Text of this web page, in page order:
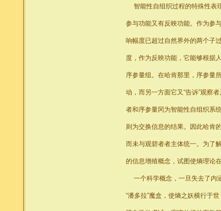
智能性自组织过程的特殊性表
参与功能又有反映功能。作为参
响幅度已超过自然界外的两个子
度，作为反映功能，它能够根据
序参量组。在哈肯那里，序参量
动，而另一方面它又“告诉”观察
者和序参量冈为智能性自组织系
则为交换信息的结果。因此哈肯
而未与观碧者者主体统一。为了
的信息增殖概念，试图使熵理论
一个科学概念，一旦失去了内
“潘多拉”魔盒，使熵之妖横行于